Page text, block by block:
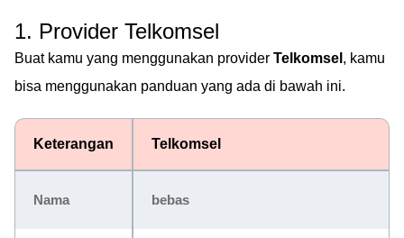
1. Provider Telkomsel
Buat kamu yang menggunakan provider Telkomsel , kamu
bisa menggunakan panduan yang ada di bawah ini.
Keterangan Telkomsel
Nama bebas